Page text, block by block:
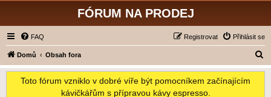
FÓRUM NA PRODEJ
FAQ Přihlásit se
Registrovat
Domů Obsah fora
l
Toto fórum vzniklo v dobré víře být pomocníkem začínajícím
kávičkářům s přípravou kávy espresso.